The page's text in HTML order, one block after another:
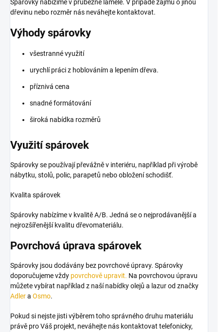
Spárovky nabízíme v průběžné lamele. V případě zájmu o jinou
dřevinu nebo rozměr nás neváhejte kontaktovat.
Výhody spárovky
všestranné využití
urychlí práci z hoblováním a lepením dřeva.
příznivá cena
snadné formátování
široká nabídka rozměrů
Využití spárovek
Spárovky se používají převážně v interiéru, například při výrobě
nábytku, stolů, polic, parapetů nebo obložení schodišť.
Kvalita spárovek
Spárovky nabízíme v kvalitě A/B. Jedná se o nejprodávanější a
nejrozšířenější kvalitu dřevomateriálu.
Povrchová úprava spárovek
Spárovky jsou dodávány bez povrchové úpravy. Spárovky
doporučujeme vždy povrchově upravit. Na povrchovou úpravu
můžete vybírat například z naší nabídky olejů a lazur od značky
Adlera Osmo.
Pokud si nejste jisti výběrem toho správného druhu materiálu
právě pro Váš projekt, neváhejte nás kontaktovat telefonicky,